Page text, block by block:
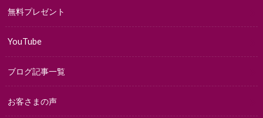
無料プレゼント
YouTube
ブログ記事一覧
お客さまの声